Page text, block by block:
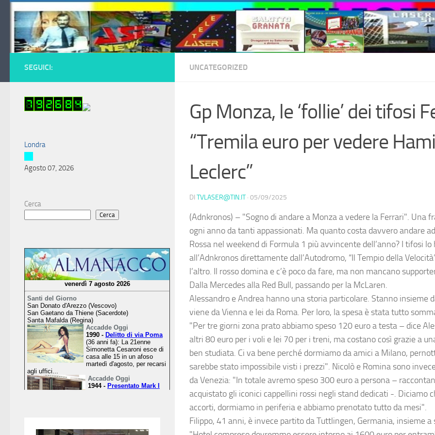
Salta al contenuto
UNCATEGORIZED
Gp Monza, le ‘follie’ dei tifosi
“Tremila euro per vedere
Leclerc”
DI TVLASER@TIN.IT · 05/09/2025
(Adnkronos) – "Sogno di andare a Monza a vedere la Ferrari". Una
ogni anno da tanti appassionati. Ma quanto costa davvero andare
Rossa nel weekend di Formula 1 più avvincente dell’anno? I tifosi
all’Adnkronos direttamente dall’Autodromo, “Il Tempio della
l’altro. Il rosso domina e c’è poco da fare, ma non mancano
Dalla Mercedes alla Red Bull, passando per la McLaren.
Alessandro e Andrea hanno una storia particolare. Stanno insieme
viene da Vienna e lei da Roma. Per loro, la spesa è stata tutto
"Per tre giorni zona prato abbiamo speso 120 euro a testa – dice
altri 80 euro per i voli e lei 70 per i treni, ma costano così grazie a
ben studiata. Ci va bene perché dormiamo da amici a Milano,
sarebbe stato impossibile visti i prezzi". Nicolò e Romina sono
da Venezia: "In totale avremo speso 300 euro a persona –
acquistato gli iconici cappellini rossi negli stand dedicati -. Diciamo
accorti, dormiamo in periferia e abbiamo prenotato tutto da mesi".
Filippo, 41 anni, è invece partito da Tuttlingen, Germania, insieme a
SEGUICI:
Londra
Agosto 07, 2026
Cerca
Cerca